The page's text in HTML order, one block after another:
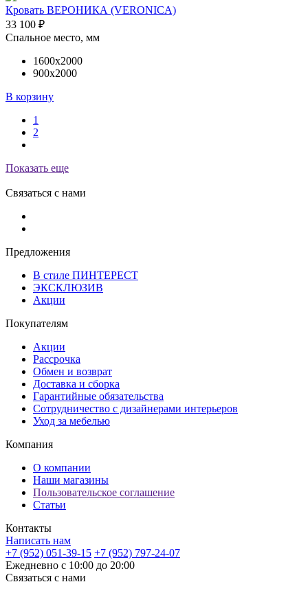
Кровать ВЕРОНИКА (VERONICA)
33 100 ₽
Спальное место, мм
1600х2000
900х2000
В корзину
1
2
Показать еще
Связаться с нами
Предложения
В стиле ПИНТЕРЕСТ
ЭКСКЛЮЗИВ
Акции
Покупателям
Акции
Рассрочка
Обмен и возврат
Доставка и сборка
Гарантийные обязательства
Сотрудничество с дизайнерами интерьеров
Уход за мебелью
Компания
О компании
Наши магазины
Пользовательское соглашение
Статьи
Контакты
Написать нам
+7 (952) 051-39-15 +7 (952) 797-24-07
Ежедневно с 10:00 до 20:00
Связаться с нами